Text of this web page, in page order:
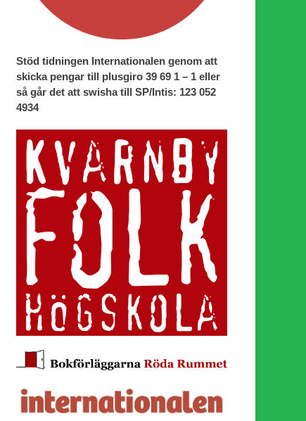
Stöd tidningen Internationalen genom att
skicka pengar till plusgiro 39 69 1 – 1 eller
så går det att swisha till SP/Intis: 123 052
4934